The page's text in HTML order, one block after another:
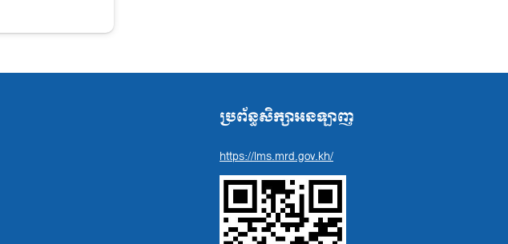
ប្រព័ន្ធសិក្សាអនឡាញ
https://lms.mrd.gov.kh/